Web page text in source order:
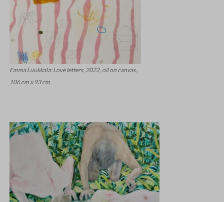
Emma Luukkala: Love letters, 2022, oil on canvas,
106 cm x 93 cm